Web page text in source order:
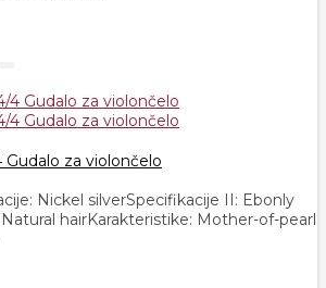
Gudalo za violončelo
Nickel silverSpecifikacije II: Ebonly
hairKarakteristike: Mother-of-pearl